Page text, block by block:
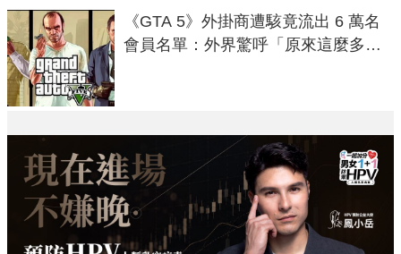
《GTA 5》外掛商遭駭竟流出 6 萬名
會員名單：外界驚呼「原來這麼多人